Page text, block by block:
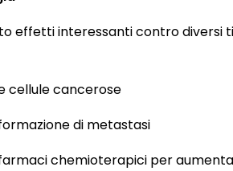
effetti interessanti contro
cellule cancerose
di metastasi
farmaci chemioterapici per